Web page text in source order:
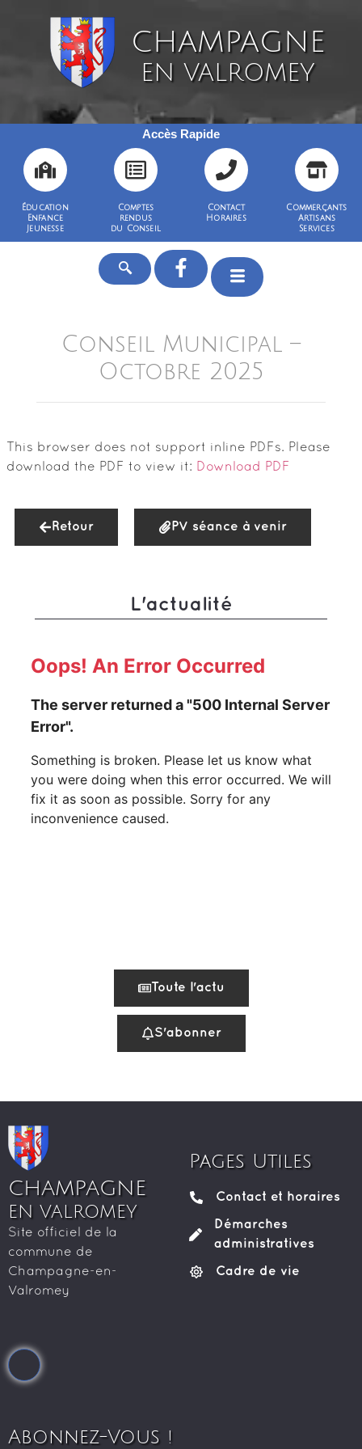
CHAMPAGNE
EN VALROMEY
Accès Rapide
Éducation
Enfance
Jeunesse
Comptes
rendus
du Conseil
Contact
Horaires
Commerçants
Artisans
Services
Conseil Municipal –
Octobre 2025
This browser does not support inline PDFs. Please
download the PDF to view it: Download PDF
Retour PV séance à venir
L'actualité
CHAMPAGNE
EN VALROMEY
Site officiel de la
commune de
Champagne-en-
Valromey
Pages Utiles
Contact et horaires
Démarches
administratives
Cadre de vie
Abonnez-Vous !